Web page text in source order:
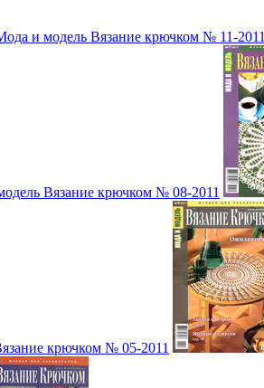
и модель Вязание крючком № 11-2011
Вязание крючком № 08-2011
крючком № 05-2011